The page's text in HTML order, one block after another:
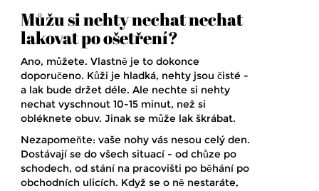
Můžu si nehty nechat nechat
lakovat po ošetření?
Ano, můžete. Vlastně je to dokonce
doporučeno. Kůži je hladká, nehty jsou čisté -
a lak bude držet déle. Ale nechte si nehty
nechat vyschnout 10-15 minut, než si
obléknete obuv. Jinak se může lak škrábat.
Nezapomeňte: vaše nohy vás nesou celý den.
Dostávají se do všech situací - od chůze po
schodech, od stání na pracovišti po běhání po
obchodních ulicích. Když se o ně nestaráte,